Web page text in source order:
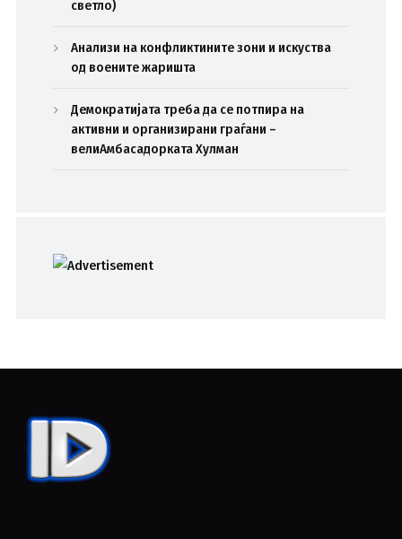
светло)
Анализи на конфликтините зони и искуства
од воените жаришта
Демократијата треба да се потпира на
активни и организирани граѓани –
велиАмбасадорката Хулман